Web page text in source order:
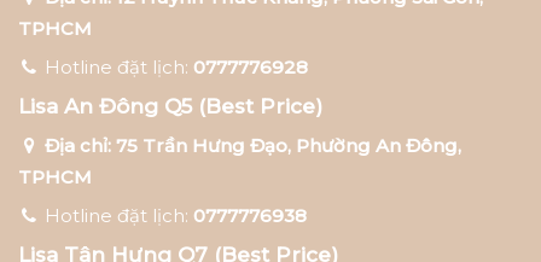
TPHCM
Hotline đặt lịch: 0777776928
Lisa An Đông Q5 (Best Price)
Địa chỉ: 75 Trần Hưng Đạo, Phường An Đông,
TPHCM
Hotline đặt lịch: 0777776938
Lisa Tân Hưng Q7 (Best Price)